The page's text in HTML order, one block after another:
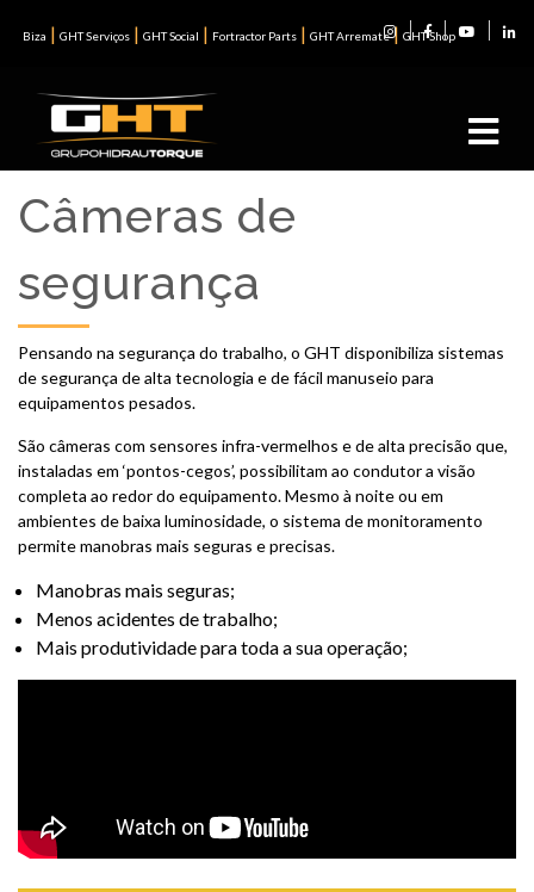
Biza | GHT Serviços | GHT Social | Fortractor Parts | GHT Arremate| GHT Shop
Câmeras de
segurança
Pensando na segurança do trabalho, o GHT disponibiliza sistemas
de segurança de alta tecnologia e de fácil manuseio para
equipamentos pesados.
São câmeras com sensores infra-vermelhos e de alta precisão que,
instaladas em ‘pontos-cegos’, possibilitam ao condutor a visão
completa ao redor do equipamento. Mesmo à noite ou em
ambientes de baixa luminosidade, o sistema de monitoramento
permite manobras mais seguras e precisas.
Manobras mais seguras;
Menos acidentes de trabalho;
Mais produtividade para toda a sua operação;